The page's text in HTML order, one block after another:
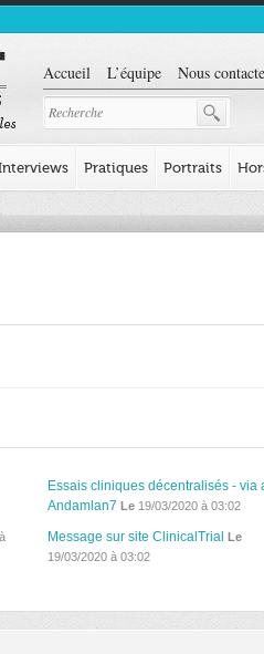
Accueil L’équipe Nous
Pratiques Portraits
Essais cliniques décentralisés - via
Andamlan7 Le19/03/2020 à 03:02
Message sur site ClinicalTrial Le
19/03/2020 à 03:02